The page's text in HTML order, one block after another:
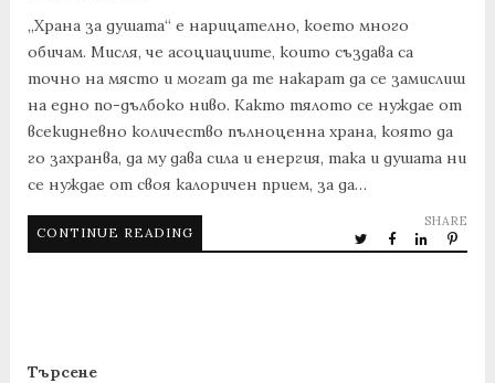
„Храна за душата“ е нарицателно, което много
обичам. Мисля, че асоциациите, които създава са
точно на място и могат да те накарат да се замислиш
на едно по-дълбоко ниво. Както тялото се нуждае от
всекидневно количество пълноценна храна, която да
го захранва, да му дава сила и енергия, така и душата ни
се нуждае от своя калоричен прием, за да…
CONTINUE READING
SHARE
Търсене